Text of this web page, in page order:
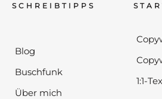
SCHREIBTIPPS
Blog
Buschfunk
Über mich
1:1-